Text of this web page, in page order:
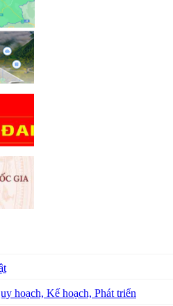
hoạch, Kế hoạch, Phát triển